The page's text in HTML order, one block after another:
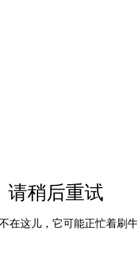
请稍后重试
在这儿，它可能正忙着刷